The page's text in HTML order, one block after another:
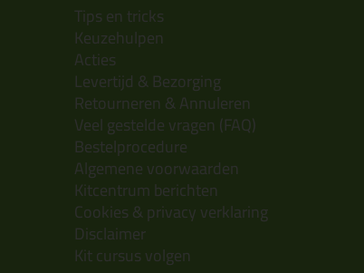
Tips en tricks
Keuzehulpen
Acties
Levertijd & Bezorging
Retourneren & Annuleren
Veel gestelde vragen (FAQ)
Bestelprocedure
Algemene voorwaarden
Kitcentrum berichten
Cookies & privacy verklaring
Disclaimer
Kit cursus volgen